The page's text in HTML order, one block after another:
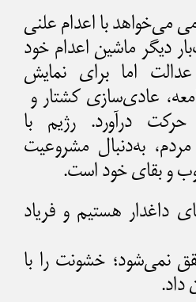
می‌خواهد با اعدام علنی
دیگر ماشین اعدام خود
اما برای نمایش
عادی‌سازی کشتار و
درآورد. رژیم با
مردم، به‌دنبال مشروعیت‌
و بقای خود است.
داغدار هستیم و فریاد
نمی‌شود؛ خشونت را با
داد.